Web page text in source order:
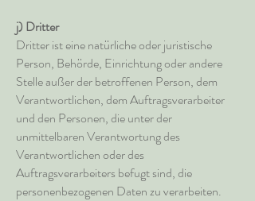
j) Dritter
Dritter ist eine natürliche oder juristische
Person, Behörde, Einrichtung oder andere
Stelle außer der betroffenen Person, dem
Verantwortlichen, dem Auftragsverarbeiter
und den Personen, die unter der
unmittelbaren Verantwortung des
Verantwortlichen oder des
Auftragsverarbeiters befugt sind, die
personenbezogenen Daten zu verarbeiten.